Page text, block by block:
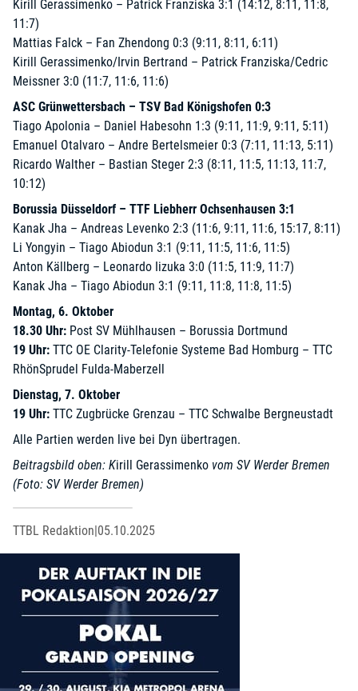
Kirill Gerassimenko – Patrick Franziska 3:1 (14:12, 8:11, 11:8,
11:7)
Mattias Falck – Fan Zhendong 0:3 (9:11, 8:11, 6:11)
Kirill Gerassimenko/Irvin Bertrand – Patrick Franziska/Cedric
Meissner 3:0 (11:7, 11:6, 11:6)
ASC Grünwettersbach – TSV Bad Königshofen 0:3
Tiago Apolonia – Daniel Habesohn 1:3 (9:11, 11:9, 9:11, 5:11)
Emanuel Otalvaro – Andre Bertelsmeier 0:3 (7:11, 11:13, 5:11)
Ricardo Walther – Bastian Steger 2:3 (8:11, 11:5, 11:13, 11:7,
10:12)
Borussia Düsseldorf – TTF Liebherr Ochsenhausen 3:1
Kanak Jha – Andreas Levenko 2:3 (11:6, 9:11, 11:6, 15:17, 8:11)
Li Yongyin – Tiago Abiodun 3:1 (9:11, 11:5, 11:6, 11:5)
Anton Källberg – Leonardo Iizuka 3:0 (11:5, 11:9, 11:7)
Kanak Jha – Tiago Abiodun 3:1 (9:11, 11:8, 11:8, 11:5)
Montag, 6. Oktober
18.30 Uhr: Post SV Mühlhausen – Borussia Dortmund
19 Uhr: TTC OE Clarity-Telefonie Systeme Bad Homburg – TTC
RhönSprudel Fulda-Maberzell
Dienstag, 7. Oktober
19 Uhr: TTC Zugbrücke Grenzau – TTC Schwalbe Bergneustadt
Alle Partien werden live bei Dyn übertragen.
Beitragsbild oben: Kirill Gerassimenko vom SV Werder Bremen
(Foto: SV Werder Bremen)
TTBL Redaktion|05.10.2025